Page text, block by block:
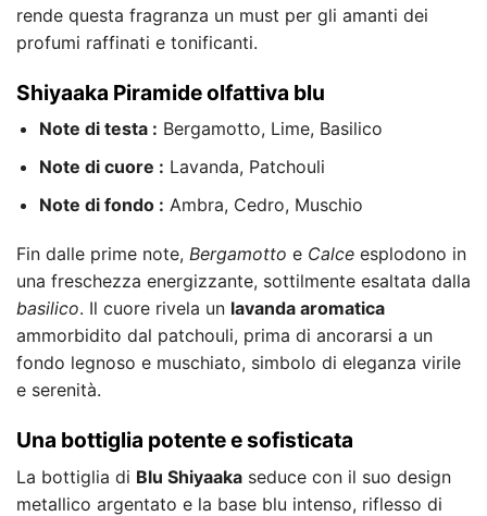
rende questa fragranza un must per gli amanti dei
profumi raffinati e tonificanti.
Shiyaaka Piramide olfattiva blu
Note di testa : Bergamotto, Lime, Basilico
Note di cuore : Lavanda, Patchouli
Note di fondo : Ambra, Cedro, Muschio
Fin dalle prime note, Bergamotto e Calce esplodono in
una freschezza energizzante, sottilmente esaltata dalla
basilico. Il cuore rivela un lavanda aromatica
ammorbidito dal patchouli, prima di ancorarsi a un
fondo legnoso e muschiato, simbolo di eleganza virile
e serenità.
Una bottiglia potente e sofisticata
La bottiglia di Blu Shiyaaka seduce con il suo design
metallico argentato e la base blu intenso, riflesso di